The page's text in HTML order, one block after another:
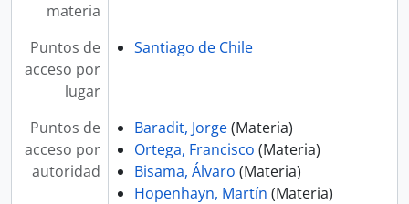
materia
Puntos de
acceso por
lugar
Santiago de Chile
Puntos de
acceso por
autoridad
Baradit, Jorge(Materia)
Ortega, Francisco (Materia)
Bisama, Álvaro (Materia)
Hopenhayn, Martín (Materia)